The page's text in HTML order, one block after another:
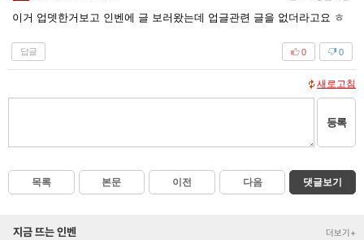
이거 업뎃한거보고 인벤에 글 보러왔는데 업글관련 글을 없더라고요 ㅎ
답글 0
0
새로고침
등록
목록 본문 이전 다음 댓글보기
지금 뜨는 인벤 더보기+